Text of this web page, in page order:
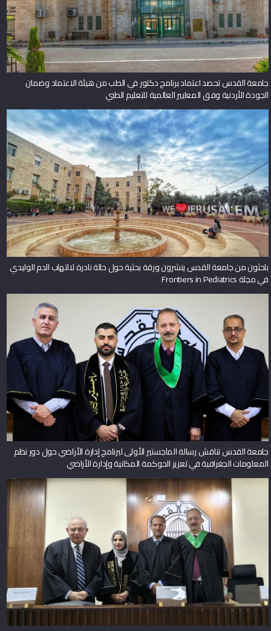
جامعة القدس تحصد اعتماد برنامج دكتور في الطب من هيئة الاعتماد وضمان
الجودة الأردنية وفق المعايير العالمية للتعليم الطبي
باحثون من جامعة القدس ينشرون ورقة بحثية حول حالة نادرة لالتهاب الدم الوليدي
في مجلة Frontiers in Pediatrics
جامعة القدس تناقش رسالة الماجستير الأولى لبرنامج إدارة الأراضي حول دور نظم
المعلومات الجغرافية في تعزيز الحوكمة المكانية وإدارة الأراضي